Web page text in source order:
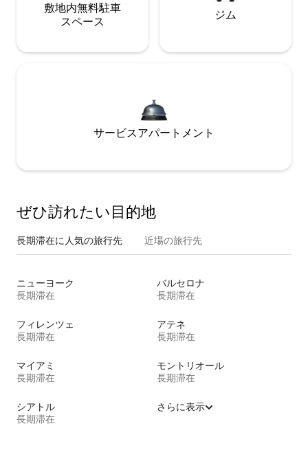
敷地内無料駐⁠車
ス⁠ペ⁠ー⁠ス
ジム
サービスアパートメント
ぜひ訪⁠れ⁠た⁠い目⁠的⁠地
長期滞在に人気の旅行先 近場の旅行先
ニューヨーク
長期滞在
バルセロナ
長期滞在
フィレンツェ
長期滞在
アテネ
長期滞在
マイアミ
長期滞在
モントリオール
長期滞在
シアトル
長期滞在
さらに表示